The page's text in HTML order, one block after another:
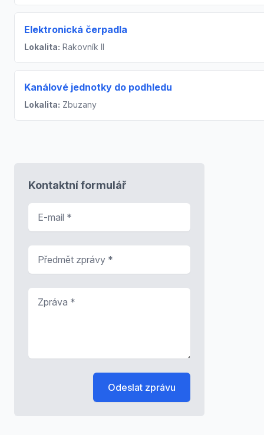
Elektronická čerpadla
Lokalita: Rakovník II
Kanálové jednotky do podhledu
Lokalita: Zbuzany
Kontaktní formulář
Odeslat zprávu